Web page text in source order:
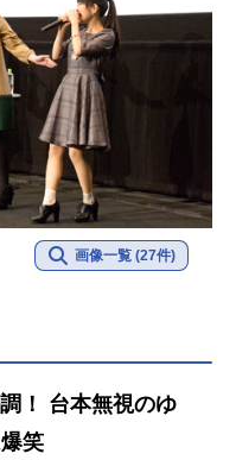
画像一覧 (27件)
！ 台本無視のゆ
笑